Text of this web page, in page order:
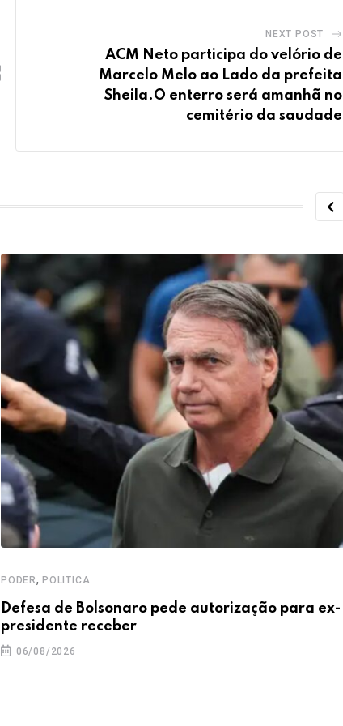
NEXT POST
ACM Neto participa do velório de
Marcelo Melo ao Lado da prefeita
Sheila.O enterro será amanhã no
cemitério da saudade
PODER, POLITICA
Defesa de Bolsonaro pede autorização para ex-
presidente receber
06/08/2026